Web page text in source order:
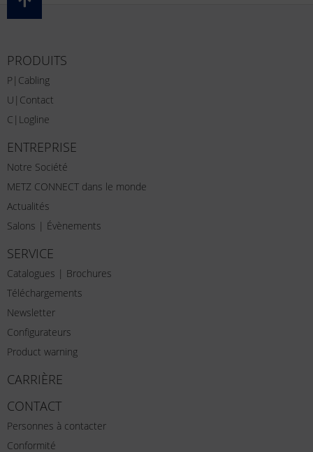
PRODUITS
P|Cabling
U|Contact
C|Logline
ENTREPRISE
Notre Société
METZ CONNECT dans le monde
Actualités
Salons | Évènements
SERVICE
Catalogues | Brochures
Téléchargements
Newsletter
Configurateurs
Product warning
CARRIÈRE
CONTACT
Personnes à contacter
Conformité